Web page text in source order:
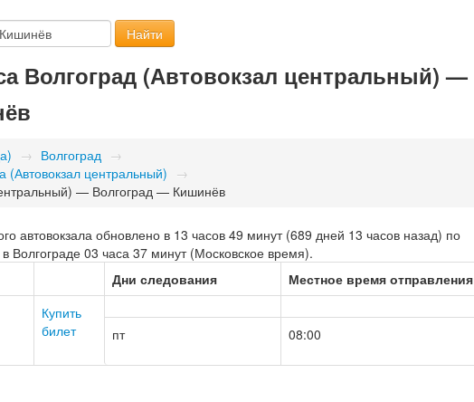
Найти
Волгоград (Автовокзал центральный) —
→ Волгоград →
(Автовокзал центральный)
→
— Волгоград — Кишинёв
автовокзала обновлено в 13 часов 49 минут (689 дней 13 часов назад) по
03 часа 37 минут (Московское время).
Дни следования
Местное время отправления
Купить
билет
пт 08:00